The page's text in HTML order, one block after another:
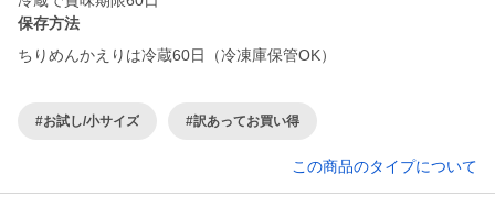
保存方法
ちりめんかえりは冷蔵60日（冷凍庫保管OK）
#お試し/小サイズ #訳あってお買い得
この商品のタイプについて